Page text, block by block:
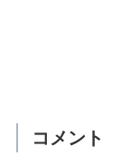
コメント